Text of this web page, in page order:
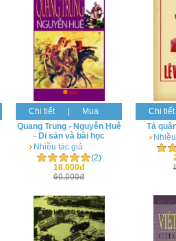
Chi tiết
Mua
Quang Trung - Nguyễn Huệ
- Di sản và bài học
Nhiều tác giả
(2)
18.000đ
60.000đ
Chi tiết
Tả